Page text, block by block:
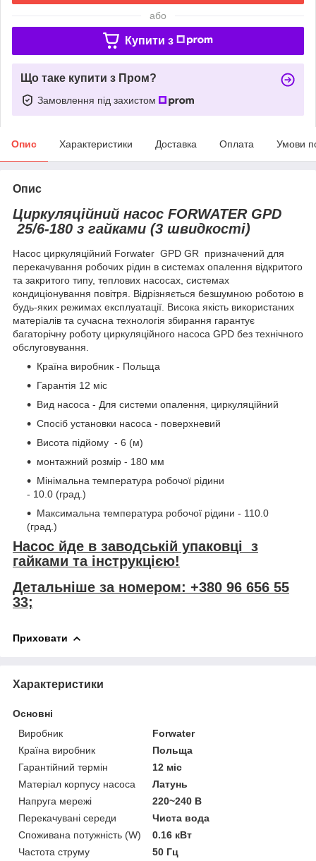
або
Купити з
Що таке купити з Пром?
Замовлення під захистом
Опис Характеристики Доставка Оплата Умови
Опис
Циркуляційний насос FORWATER GPD
25/6-180 з гайками (3 швидкості)
Насос циркуляційний Forwater GPD GR призначений для
перекачування робочих рідин в системах опалення відкритого
та закритого типу, теплових насосах, системах
кондиціонування повітря. Відрізняється безшумною роботою в
будь-яких режимах експлуатації. Висока якість використаних
матеріалів та сучасна технологія збирання гарантує
багаторічну роботу циркуляційного насоса GPD без технічного
обслуговування.
Країна виробник - Польща
Гарантія 12 міс
Вид насоса - Для системи опалення, циркуляційний
Спосіб установки насоса - поверхневий
Висота підйому - 6 (м)
монтажний розмір - 180 мм
Мінімальна температура робочої рідини
- 10.0 (град.)
Максимальна температура робочої рідини - 110.0
(град.)
Насос йде в заводській упаковці з
гайками та інструкцією!
Детальніше за номером: +380 96 656 55
33;
Приховати
Характеристики
Основні
Виробник
Forwater
Країна виробник
Польща
Гарантійний термін
12 міс
Матеріал корпусу насоса
Латунь
Напруга мережі
220~240 В
Перекачувані середи
Чиста вода
Споживана потужність (W)
0.16 кВт
Частота струму
50 Гц